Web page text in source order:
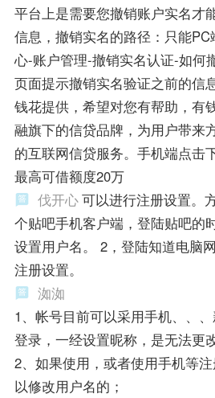
平台上是需要您撤销账户实名才
信息，撤销实名的路径：只能
心-账户管理-撤销实名认证-如何
页面提示撤销实名验证之前的信
钱花提供，希望对您有帮助，有
融旗下的信贷品牌，为用户带来
的互联网信贷服务。手机端点击
最高可借额度20万
伐开心可以进行注册设置。
个贴吧手机客户端，登陆贴吧的
设置用户名。 2，登陆知道电脑
注册设置。
洳洳
1、帐号目前可以采用手机、、
登录，一经设置昵称，是无法更
2、如果使用，或者使用手机等
以修改用户名的；